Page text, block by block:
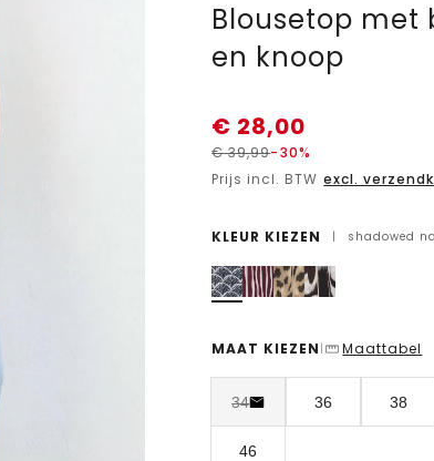
Blousetop met
en knoop
€ 28,00
€39,99-30%
Prijs incl. BTW excl.
KLEUR KIEZEN | shadowed
MAAT KIEZEN | Maattabel
34 36 38
46